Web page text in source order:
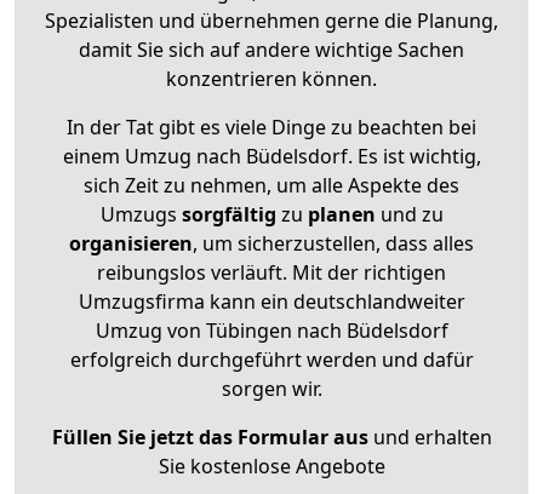
Spezialisten und übernehmen gerne die Planung,
damit Sie sich auf andere wichtige Sachen
konzentrieren können.
In der Tat gibt es viele Dinge zu beachten bei
einem Umzug nach Büdelsdorf. Es ist wichtig,
sich Zeit zu nehmen, um alle Aspekte des
Umzugs sorgfältig zu planen und zu
organisieren, um sicherzustellen, dass alles
reibungslos verläuft. Mit der richtigen
Umzugsfirma kann ein deutschlandweiter
Umzug von Tübingen nach Büdelsdorf
erfolgreich durchgeführt werden und dafür
sorgen wir.
Füllen Sie jetzt das Formular ausund erhalten
Sie kostenlose Angebote